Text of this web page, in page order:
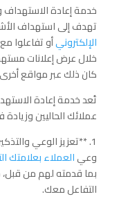
خدمة إعادة
تهدف إلى استهداف
الإلكترونيأو تفاعلوا
خلال عرض إعلانات
كان ذلك عبر مواقع
تُعد خدمة إعادة
عملائك الحاليين
1. **تعزيز الوعي
وعيالعملاء بعلامتك
بما قدمته لهم من قبل،
التفاعل معك.